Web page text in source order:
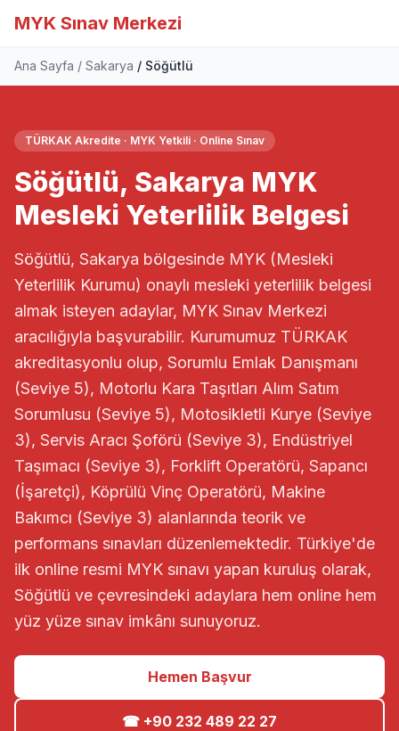
MYK Sınav Merkezi
Ana Sayfa Sakarya Söğütlü
TÜRKAK Akredite · MYK Yetkili · Online Sınav
Söğütlü, Sakarya MYK
Mesleki Yeterlilik Belgesi
Söğütlü, Sakarya bölgesinde MYK (Mesleki
Yeterlilik Kurumu) onaylı mesleki yeterlilik belgesi
almak isteyen adaylar, MYK Sınav Merkezi
aracılığıyla başvurabilir. Kurumumuz TÜRKAK
akreditasyonlu olup, Sorumlu Emlak Danışmanı
(Seviye 5), Motorlu Kara Taşıtları Alım Satım
Sorumlusu (Seviye 5), Motosikletli Kurye (Seviye
3), Servis Aracı Şoförü (Seviye 3), Endüstriyel
Taşımacı (Seviye 3), Forklift Operatörü, Sapancı
(İşaretçi), Köprülü Vinç Operatörü, Makine
Bakımcı (Seviye 3) alanlarında teorik ve
performans sınavları düzenlemektedir. Türkiye'de
ilk online resmi MYK sınavı yapan kuruluş olarak,
Söğütlü ve çevresindeki adaylara hem online hem
yüz yüze sınav imkânı sunuyoruz.
Hemen Başvur
☎ +90 232 489 22 27